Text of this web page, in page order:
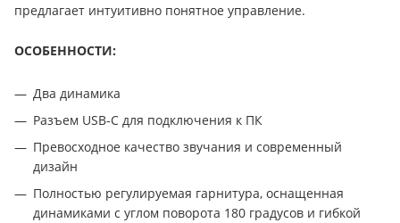
предлагает интуитивно понятное управление.
ОСОБЕННОСТИ:
Два динамика
Разъем USB-C для подключения к ПК
Превосходное качество звучания и современный
дизайн
Полностью регулируемая гарнитура, оснащенная
динамиками с углом поворота 180 градусов и гибкой